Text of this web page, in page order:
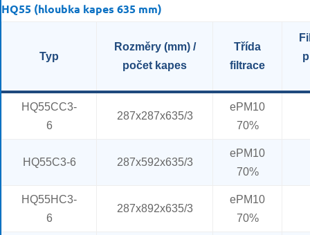
HQ55 (hloubka kapes 635 mm)
Typ
Rozměry (mm) /
počet kapes
Třída
filtrace
HQ55CC3-
6
287x287x635/3
ePM10
70%
HQ55C3-6 287x592x635/3
ePM10
70%
HQ55HC3-
6
287x892x635/3
ePM10
70%